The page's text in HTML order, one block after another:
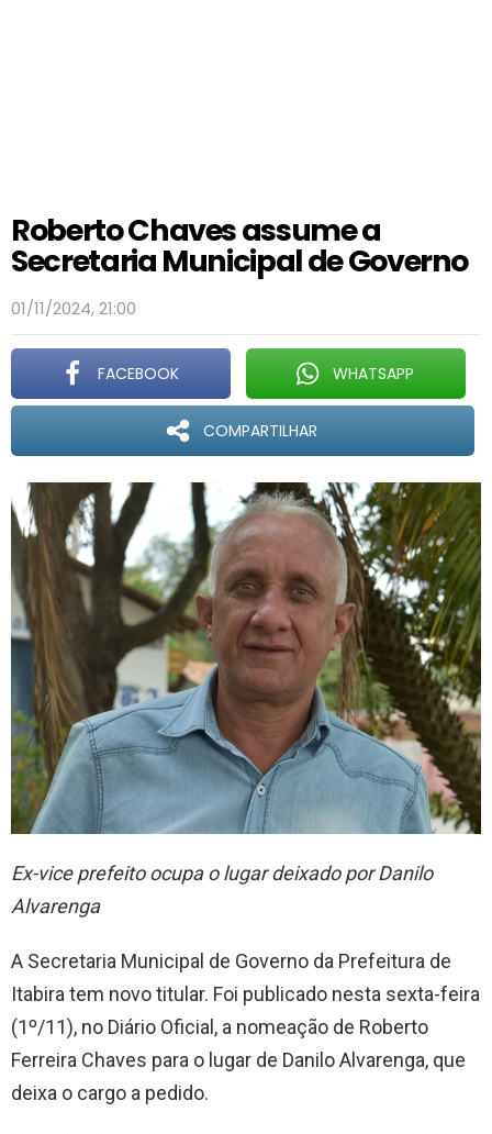
Roberto Chaves assume a
Secretaria Municipal de Governo
01/11/2024, 21:00
FACEBOOK WHATSAPP
COMPARTILHAR
Ex-vice prefeito ocupa o lugar deixado por Danilo
Alvarenga
A Secretaria Municipal de Governo da Prefeitura de
Itabira tem novo titular. Foi publicado nesta sexta-feira
(1º/11), no Diário Oficial, a nomeação de Roberto
Ferreira Chaves para o lugar de Danilo Alvarenga, que
deixa o cargo a pedido.